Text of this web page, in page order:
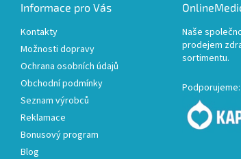
Informace pro Vás
Kontakty
Možnosti dopravy
Ochrana osobních údajů
Obchodní podmínky
Seznam výrobců
Reklamace
Bonusový program
Blog
Naše
prodejem
sortimentu.
Podporujeme: